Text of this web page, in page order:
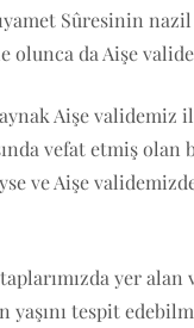
Sûresinin nazil
olunca da Aişe
Aişe validemiz
vefat etmiş olan
ve Aişe
yer alan
yaşını tespit